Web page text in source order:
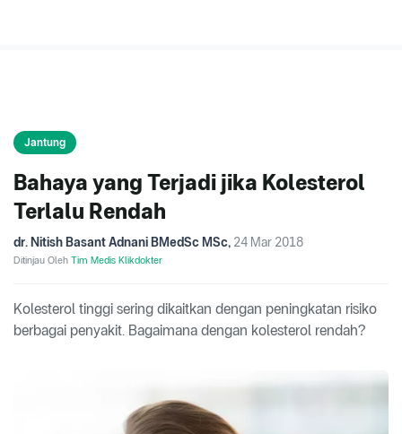
Jantung
Bahaya yang Terjadi jika Kolesterol
Terlalu Rendah
dr. Nitish Basant Adnani BMedSc MSc, 24 Mar 2018
Ditinjau Oleh Tim Medis Klikdokter
Kolesterol tinggi sering dikaitkan dengan peningkatan risiko
berbagai penyakit. Bagaimana dengan kolesterol rendah?